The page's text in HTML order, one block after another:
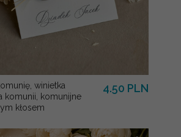
winietka
komunii, komunijne
kłosem
4.50 PLN